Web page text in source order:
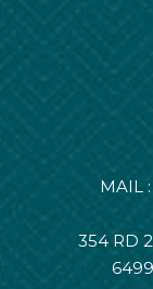
MAIL :
354 RD